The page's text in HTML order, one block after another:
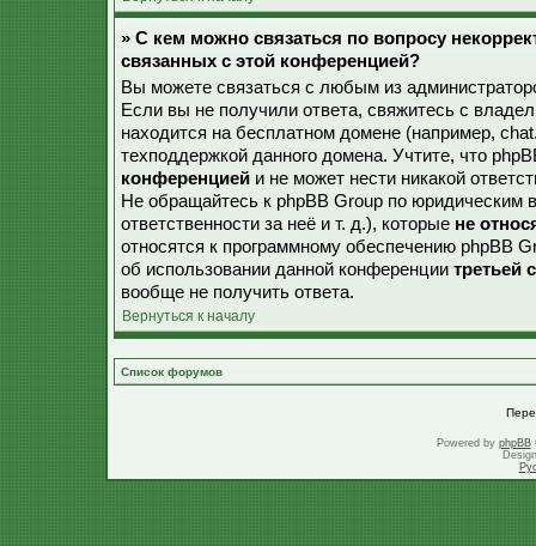
» С кем можно связаться по вопросу
связанных с этой конференцией?
Вы можете связаться с любым из
Если вы не получили ответа, свяжитесь с
находится на бесплатном домене (например,
техподдержкой данного домена. Учтите, что
конференцией и не может нести никакой
Не обращайтесь к phpBB Group по юридическим
ответственности за неё и т. д.), которые не
относятся к программному обеспечению phpBB
об использовании данной конференции третьей
вообще не получить ответа.
Вернуться к началу
Список форумов
Powered by phpBB